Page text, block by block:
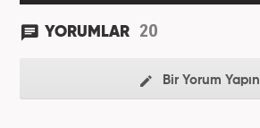
YORUMLAR 20
Bir Yorum Yapın